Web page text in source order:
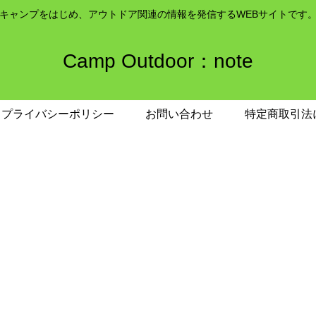
ャンプをはじめ、アウトドア関連の情報を発信するWEBサイトです。
Camp Outdoor：note
プライバシーポリシー お問い合わせ 特定商取引法